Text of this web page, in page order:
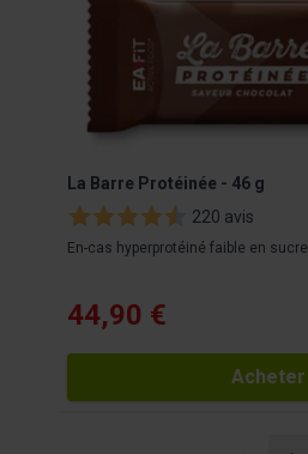
La Barre Protéinée - 46 g
220 avis
En-cas hyperprotéiné faible en sucre
44,90 €
Acheter